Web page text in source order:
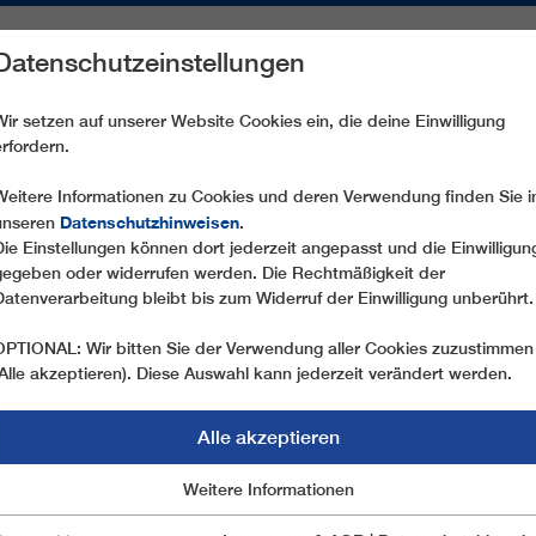
ERSATZTEILE SERVICE
STARTEN MIT NEUEN SEILBAHNEN IN DIE SAISON
05.12.2024
OCHSENKOPF UND
MIT NEUEN SEILBAHNEN
Pünktlich zum Start der Wintersaison nehmen
Ochsenkopf in Bayern und am Hauser Kaibling
nunmehr bereits zweite 10er-Kabinenbahn eine
komplettiert, wird in der Steiermark nach über
setzen auf unserer Website Cookies ein, die deine Einwilligung
Informationen zu Cookies und deren Verwendung finden Sie
Datenschutzhinweisen.
Einstellungen können dort jederzeit angepasst und die
oder widerrufen werden. Die Rechtmäßigkeit der
bleibt bis zum Widerruf der Einwilligung unberührt.
Wir bitten Sie der Verwendung aller Cookies zuzustimmen
akzeptieren). Diese Auswahl kann jederzeit verändert werden.
Alle akzeptieren
Marketing
Weitere Informationen